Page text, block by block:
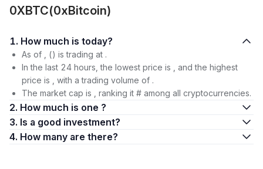
0XBTC(0xBitcoin)
1. How much is today?
As of , () is trading at .
In the last 24 hours, the lowest price is , and the highest
price is , with a trading volume of .
The market cap is , ranking it # among all cryptocurrencies.
2. How much is one ?
3. Is a good investment?
4. How many are there?